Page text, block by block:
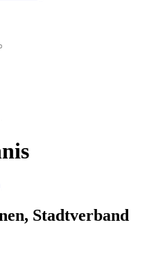
Stadtverband